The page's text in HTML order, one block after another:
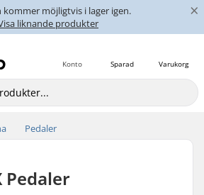
möjligtvis i lager igen.
liknande produkter
×
Varukorg
Sparad
Konto
Pedaler
Pedaler